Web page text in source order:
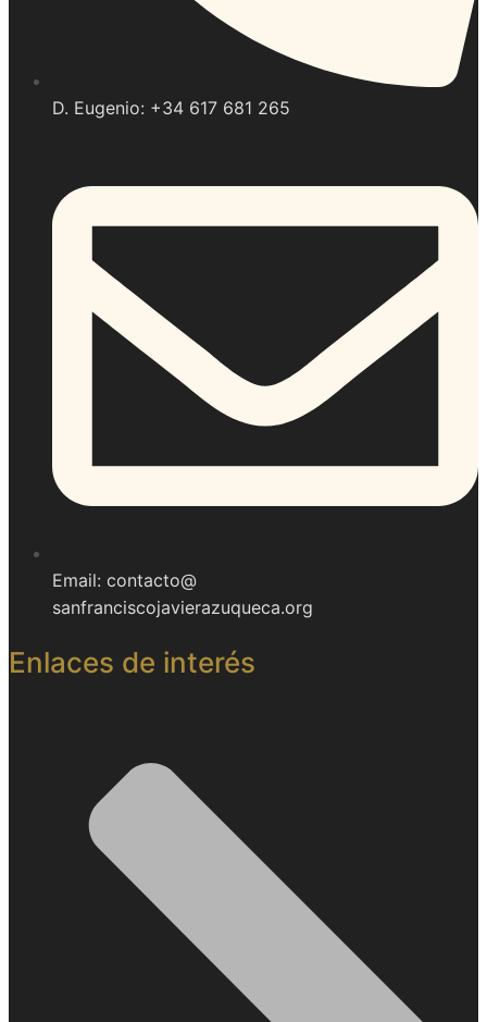
D. Eugenio: +34 617 681 265
Email: contacto@
sanfranciscojavierazuqueca.org
Enlaces de interés